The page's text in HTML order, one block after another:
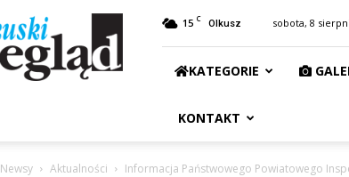
15 C Olkusz sobota, 8
KATEGORIE
KONTAKT
Newsy Aktualności Informacja Państwowego Powiatowego